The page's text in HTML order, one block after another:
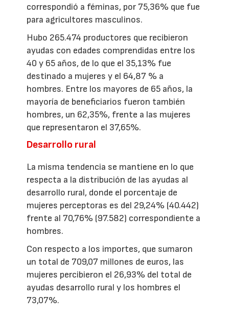
correspondió a féminas, por 75,36% que fue
para agricultores masculinos.
Hubo 265.474 productores que recibieron
ayudas con edades comprendidas entre los
40 y 65 años, de lo que el 35,13% fue
destinado a mujeres y el 64,87 % a
hombres. Entre los mayores de 65 años, la
mayoría de beneficiarios fueron también
hombres, un 62,35%, frente a las mujeres
que representaron el 37,65%.
Desarrollo rural
La misma tendencia se mantiene en lo que
respecta a la distribución de las ayudas al
desarrollo rural, donde el porcentaje de
mujeres perceptoras es del 29,24% (40.442)
frente al 70,76% (97.582) correspondiente a
hombres.
Con respecto a los importes, que sumaron
un total de 709,07 millones de euros, las
mujeres percibieron el 26,93% del total de
ayudas desarrollo rural y los hombres el
73,07%.